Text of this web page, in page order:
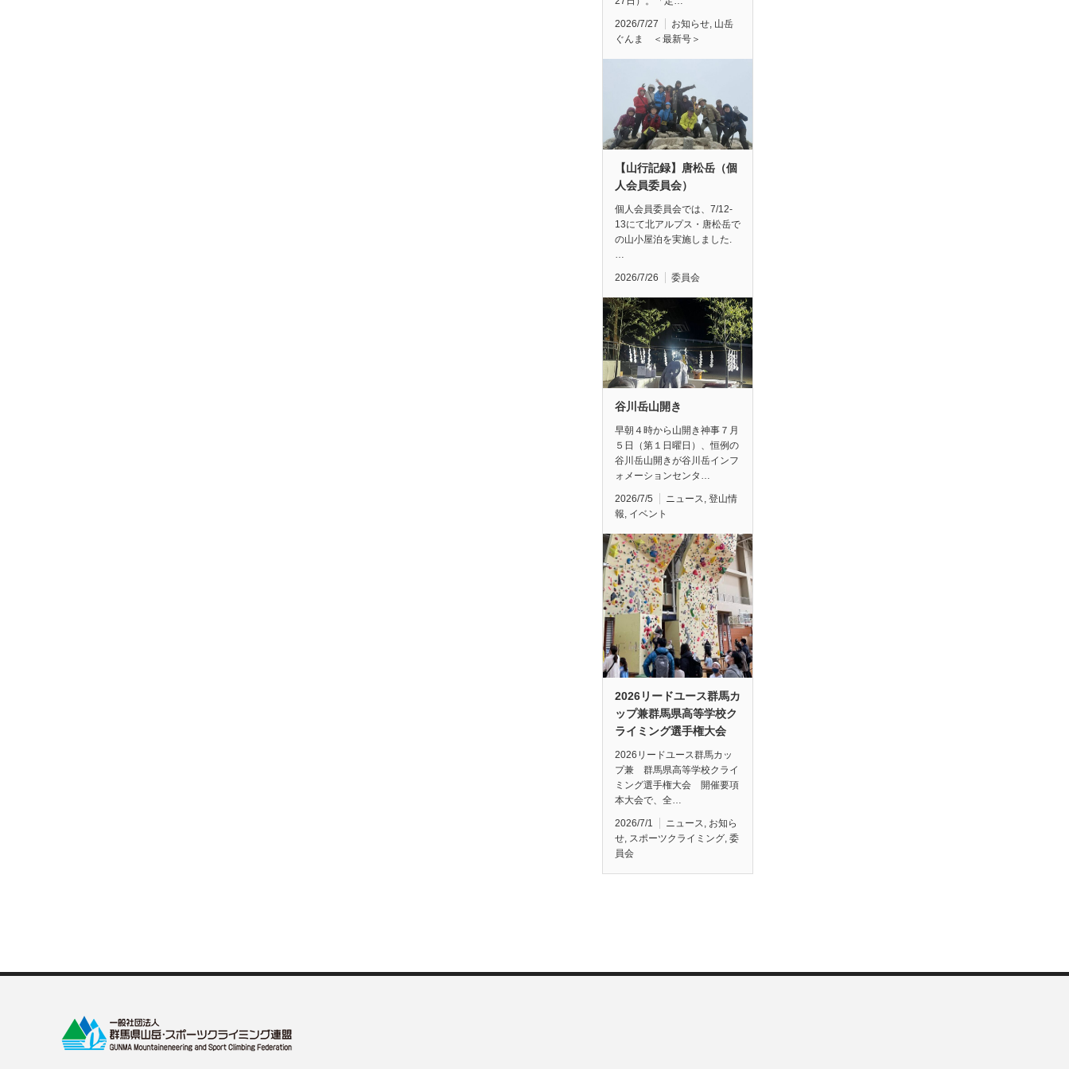
2026/7/27 お知らせ, 山岳
ぐんま ＜最新号＞
【山行記録】唐松岳（個
人会員委員会）
個人会員委員会では、7/12-
13にて北アルプス・唐松岳で
の山小屋泊を実施しました.
…
2026/7/26 委員会
谷川岳山開き
早朝４時から山開き神事７月
５日（第１日曜日）、恒例の
谷川岳山開きが谷川岳インフ
ォメーションセンタ…
2026/7/5 ニュース, 登山情
報, イベント
2026リードユース群馬カ
ップ兼群馬県高等学校ク
ライミング選手権大会
2026リードユース群馬カッ
プ兼 群馬県高等学校クライ
ミング選手権大会 開催要項
本大会で、全…
2026/7/1 ニュース
お知ら
せ スポーツクライミング 委
員会